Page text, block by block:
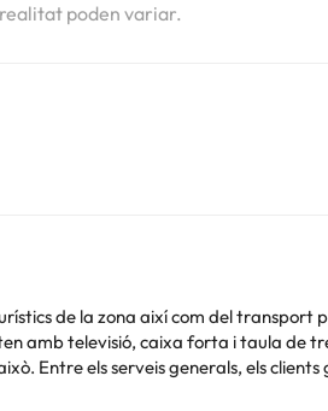
poden variar.
de la zona així com del transport
amb televisió, caixa forta i taula
Entre els serveis generals, els